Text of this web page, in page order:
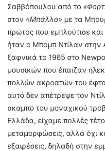
Σαββόπουλου από το
στον «Μπάλλο» με τα
πρώτος που εμπλούτισε
ήταν ο Μπομπ Ντίλαν στην
ξαφνικά το 1965 στο
μουσικών που έπαιζαν
πολλών ακροατών του
αυτό δεν απέτρεψε τον
σκαμπό του μοναχικού
Ελλάδα, είχαμε πολλές
μεταμορφώσεις, αλλά όχι
εξαιρέσεις, δηλαδή στην